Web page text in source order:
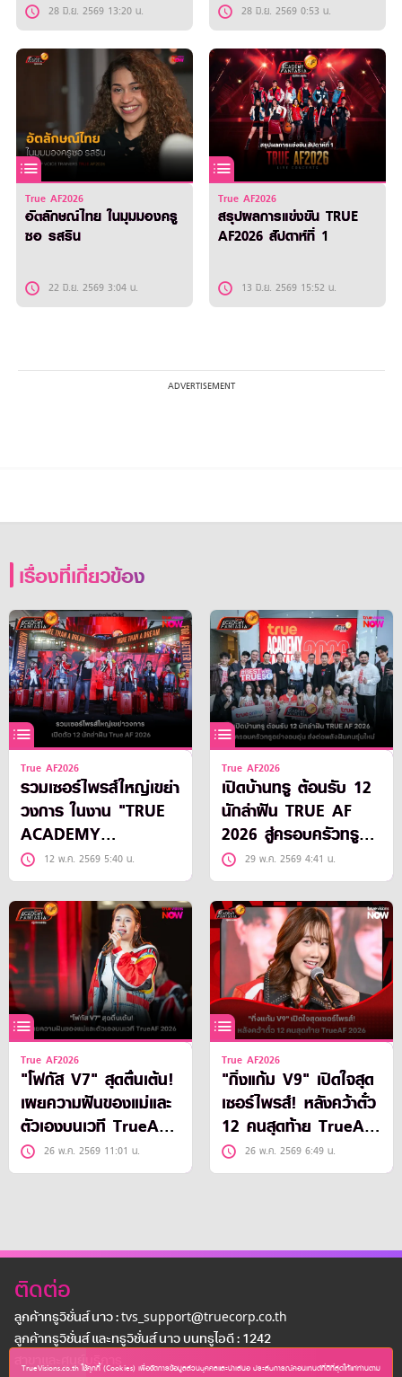
28 มิ.ย. 2569 13:20 น. 28 มิ.ย. 2569 0:53 น.
True AF2026
อัตลักษณ์ไทย ในมุมมองครู
ซอ รสริน
22 มิ.ย. 2569 3:04 น.
True AF2026
สรุปผลการแข่งขัน TRUE
AF2026 สัปดาห์ที่ 1
13 มิ.ย. 2569 15:52 น.
เรื่องที่เกี่ยวข้อง
True AF2026
รวมเซอร์ไพรส์ใหญ่เขย่า
วงการ ในงาน "TRUE
ACADEMY
FANTASIA 2026" เปิด
ตัว 12 นักล่าฝัน
12 พ.ค. 2569 5:40 น.
True AF2026
เปิดบ้านทรู ต้อนรับ 12
นักล่าฝัน TRUE AF
2026 สู่ครอบครัวทรู
อย่างอบอุ่น ส่งต่อพลัง
ฝันคนรุ่นใหม่ ก่อนเริ่ม
เรียลลิตี้ 24 ชั่วโมงบน
ทุกแพลตฟอร์มทรู
29 พ.ค. 2569 4:41 น.
True AF2026
"โฟกัส V7" สุดตื่นเต้น!
เผยความฝันของแม่และ
ตัวเองบนเวที TrueAF
202626 พ.ค. 2569 11:01 น.
True AF2026
"กิ่งแก้ม V9" เปิดใจสุด
เซอร์ไพรส์! หลังคว้าตั๋ว
12 คนสุดท้าย TrueAF
202626 พ.ค. 2569 6:49 น.
ติดต่อ
ลูกค้าทรูวิชั่นส์ นาว : tvs_support@truecorp.co.th
ลูกค้าทรูวิชั่นส์ และทรูวิชั่นส์ นาว บนทรูไอดี : 1242
สาขาเเละศูนย์บริการ
TrueVisions.co.th ใช้คุกกี้ (Cookies) เพื่อจัดการข้อมูลส่วนบุคคลและนำเสนอ ประสบการณ์คอนเทนต์ที่ดีที่สุดให้แก่ท่านตาม